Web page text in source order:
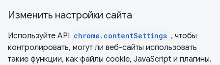
Изменить настройки сайта
Используйте API chrome.contentSettings , чтобы
контролировать, могут ли веб-сайты использовать
такие функции, как файлы cookie, JavaScript и плагины.